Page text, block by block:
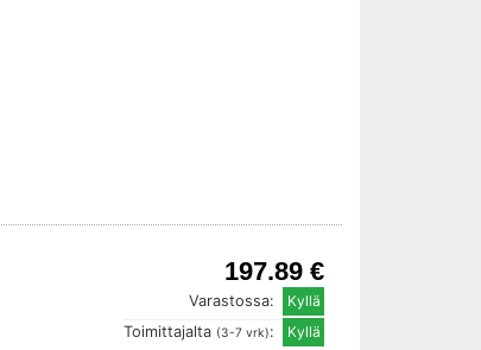
197.89 €
Varastossa:
Toimittajalta (3-7 vrk):